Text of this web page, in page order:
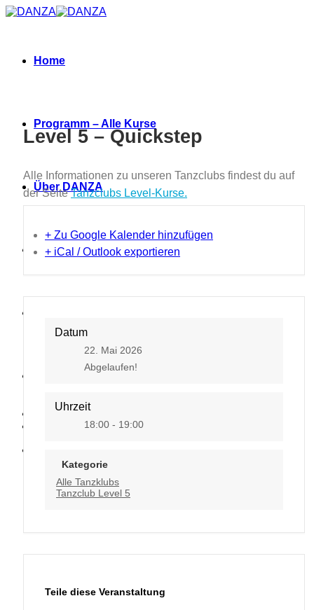
Zum
Home
Programm – Alle Kurse
Über DANZA
Neues
Level 5 – Quickstep
Alle Informationen zu unseren Tanzclubs findest du auf
der SeiteTanzclubs Level-Kurse.
+ Zu Google Kalender hinzufügen
+ iCal / Outlook exportieren
Datum
22. Mai 2026
Abgelaufen!
Uhrzeit
18:00 - 19:00
Kategorie
Alle Tanzklubs
Tanzclub Level 5
Teile diese Veranstaltung